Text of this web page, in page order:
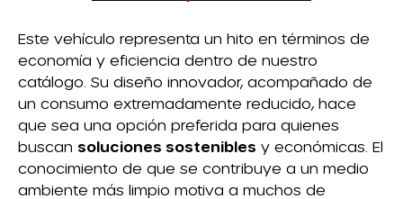
Este vehículo representa un hito en términos de
economía y eficiencia dentro de nuestro
catálogo. Su diseño innovador, acompañado de
un consumo extremadamente reducido, hace
que sea una opción preferida para quienes
buscan soluciones sostenibles y económicas. El
conocimiento de que se contribuye a un medio
ambiente más limpio motiva a muchos de